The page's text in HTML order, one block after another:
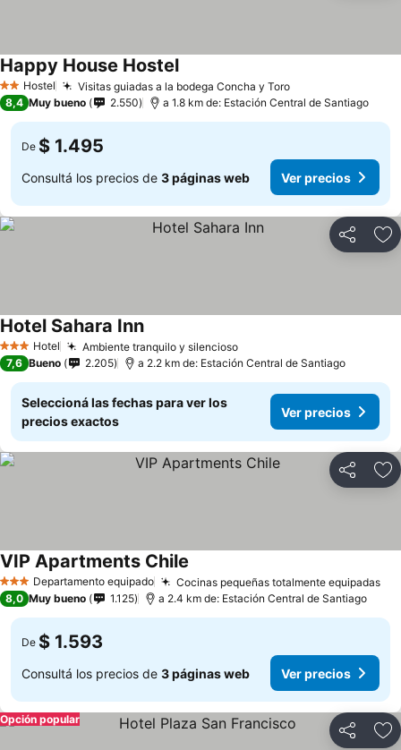
2 Estrellas
Hostel Visitas guiadas a la bodega Concha y Toro
Happy House Hostel
8,4 Muy bueno 2.550 a 1.8 km de: Estación Central de Santiago
De $ 1.495
Consultá los precios de 3 páginas web Ver precios
Compartir
3 Estrellas
Hotel Ambiente tranquilo y silencioso
Hotel Sahara Inn
7,6 Bueno 2.205 a 2.2 km de: Estación Central de Santiago
Seleccioná las fechas para ver los
precios exactos
Ver precios
Compartir
3 EstrellasDepartamento equipado Cocinas pequeñas totalmente equipadas
VIP Apartments Chile
8,0 Muy bueno 1.125 a 2.4 km de: Estación Central de Santiago
De $ 1.593
Consultá los precios de 3 páginas web Ver precios
Compartir
Opción popular